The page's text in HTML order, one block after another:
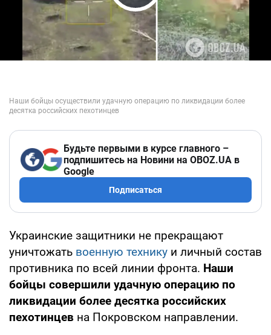
Play Video
Будьте первыми в курсе главного –
подпишитесь на Новини на OBOZ.UA в
Google
Подписаться
Украинские защитники не прекращают
уничтожать военную технику и личный состав
противника по всей линии фронта. Наши
бойцы совершили удачную операцию по
ликвидации более десятка российских
пехотинцев на Покровском направлении.